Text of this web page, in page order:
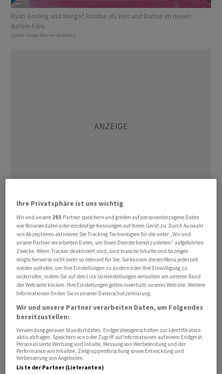
Ryan Gosling und Margot Robbie als Ken und Barbie im neuen
Barbie-Film.
Quelle: Imago Warner Brothers
Der SpielzeugkonzernMattelrechnet bei Barbie mit
einem Wachstum im zweiten Halbjahr, sagte Firmenchef
Ynon Kreiz am Mittwoch (Ortszeit) nach Vorlage der
Quartalszahlen.
Im vergangenen Vierteljahr waren die Barbie-Verkäufe
noch gesunken. Allerdings lief es mit einem Minus von
sechs Prozent bereits deutlich besser als zu
Jahresbeginn. Im ersten Quartal waren die Verkäufe um
41 Prozent abgesackt. Autos der Marke Hot Wheels
waren dagegen deutlich gefragter.
Kreiz rechnet aber damit, dass sich neben den Barbie-
Ihre Privatsphäre ist uns wichtig
Wir und unsere 293-Partner speichern und greifen auf personenbezogene Daten
wie Browserdaten oder eindeutige Kennungen auf Ihrem Gerät zu. Durch Auswahl
von Akzeptieren aktivieren Sie Tracking-Technologien für die unter „Wir und
unsere Partner verarbeiten Daten, um Ihnen Dienste bereitzustellen“ aufgeführten
Zwecke. Wenn Tracker deaktiviert sind, sind manche Inhalte und Anzeigen
möglicherweise nicht mehr so relevant für Sie. Sie können dieses Menü jederzeit
wieder aufrufen, um Ihre Einstellungen zu ändern oder Ihre Einwilligung zu
widerrufen, indem Sie auf den Link Voreinstellungen verwalten am unteren Rand
der Webseite klicken. Ihre Einstellungen gelten innerhalb unseres Website. Weitere
Informationen finden Sie in unserer Datenschutzerklärung.
Wir und unsere Partner verarbeiten Daten, um Folgendes
bereitzustellen:
Verwendung genauer Standortdaten. Endgeräteeigenschaften zur Identifikation
aktiv abfragen. Speichern von oder Zugriff auf Informationen auf einem Endgerät.
Personalisierte Werbung und Inhalte, Messung von Werbeleistung und der
Performance von Inhalten, Zielgruppenforschung sowie Entwicklung und
Verbesserung von Angeboten.
Liste der Partner (Lieferanten)